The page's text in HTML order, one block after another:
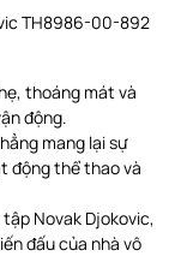
TH8986-00-892
thoáng mát và
động.
mang lại sự
động thể thao và
Novak Djokovic,
đấu của nhà vô